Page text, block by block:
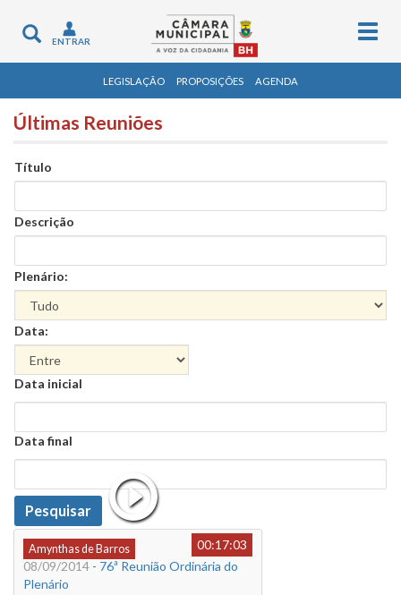
Toggle
navigation
ENTRAR
LEGISLAÇÃO PROPOSIÇÕES AGENDA
Últimas Reuniões
Título
Descrição
Plenário:
Data:
Data
Data inicial
Data
Data final
Data
Pesquisar
Amynthas de Barros
00:17:03
08/09/2014 - 76ª Reunião Ordinária do
Plenário